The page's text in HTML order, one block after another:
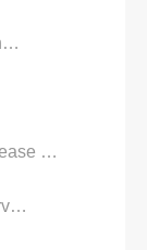
…